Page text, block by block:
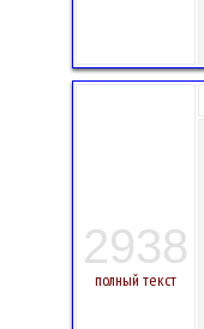
2938
полный текст